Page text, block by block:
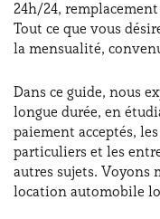
24h/24,
Tout ce que vous
la mensualité,
Dans ce guide, nous
longue durée, en
paiement acceptés,
particuliers et les
autres sujets.
location automobile